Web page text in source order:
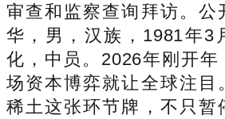
审查和监察查询拜访。公
华，男，汉族，1981年3
化，中员。2026年刚开年
场资本博弈就让全球注目
稀土这张环节牌，不只暂